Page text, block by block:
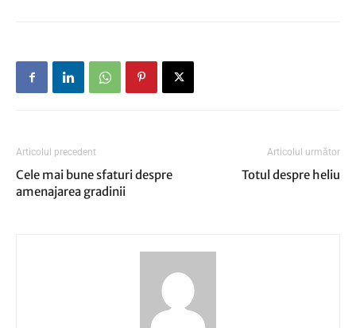
Articolul precedent
Cele mai bune sfaturi despre
amenajarea gradinii
Articolul următor
Totul despre heliu